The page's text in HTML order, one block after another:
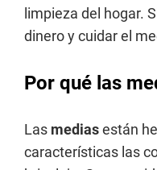
limpieza del hogar.
dinero y cuidar el
Por qué las
Las mediasestán
características las